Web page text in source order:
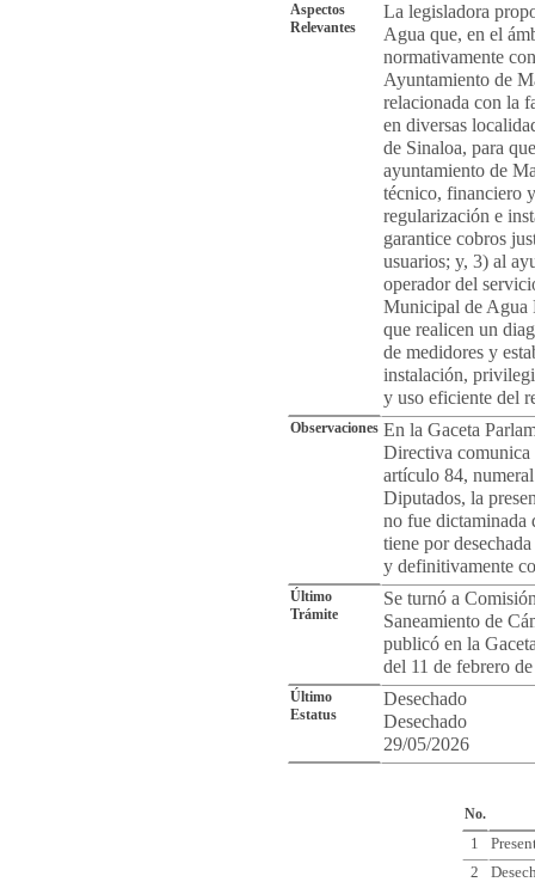
Aspectos
Relevantes
La legisladora
Agua que, en el
normativamente
Ayuntamiento de
relacionada con la
en diversas
de Sinaloa, para
ayuntamiento de
técnico, financiero
regularización e
garantice cobros
usuarios; y, 3) al
operador del
Municipal de Agua
que realicen un
de medidores y
instalación,
y uso eficiente del
Observaciones En la Gaceta
Directiva comunica
artículo 84,
Diputados, la
no fue dictaminada
tiene por
y definitivamente
Último
Trámite
Se turnó a
Saneamiento de
publicó en la
del 11 de febrero
Último
Estatus
Desechado
Desechado
29/05/2026
No.
1
2